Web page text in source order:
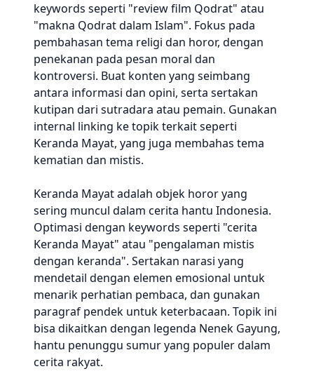
keywords seperti "review film Qodrat" atau
"makna Qodrat dalam Islam". Fokus pada
pembahasan tema religi dan horor, dengan
penekanan pada pesan moral dan
kontroversi. Buat konten yang seimbang
antara informasi dan opini, serta sertakan
kutipan dari sutradara atau pemain. Gunakan
internal linking ke topik terkait seperti
Keranda Mayat, yang juga membahas tema
kematian dan mistis.
Keranda Mayat adalah objek horor yang
sering muncul dalam cerita hantu Indonesia.
Optimasi dengan keywords seperti "cerita
Keranda Mayat" atau "pengalaman mistis
dengan keranda". Sertakan narasi yang
mendetail dengan elemen emosional untuk
menarik perhatian pembaca, dan gunakan
paragraf pendek untuk keterbacaan. Topik ini
bisa dikaitkan dengan legenda Nenek Gayung,
hantu penunggu sumur yang populer dalam
cerita rakyat.